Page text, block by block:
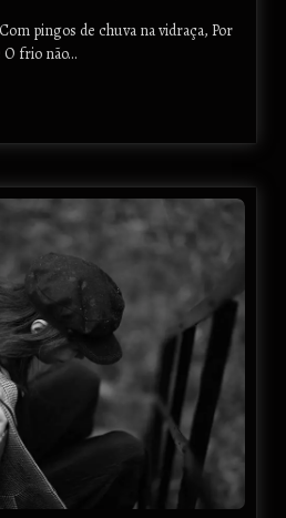
pingos de chuva na vidraça, Por
O frio não…